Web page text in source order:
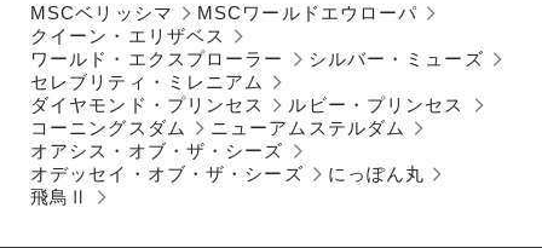
MSCベリッシマ
MSCワールドエウローパ
クイーン・エリザベス
ワールド・エクスプローラー
シルバー・ミューズ
セレブリティ・ミレニアム
ダイヤモンド・プリンセス
ルビー・プリンセス
コーニングスダム
ニューアムステルダム
オアシス・オブ・ザ・シーズ
オデッセイ・オブ・ザ・シーズ
にっぽん丸
飛鳥Ⅱ